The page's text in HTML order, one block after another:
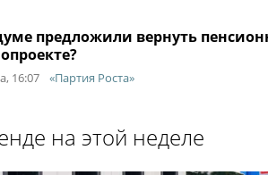
предложили вернуть
16:07 «Партия Роста»
на этой неделе